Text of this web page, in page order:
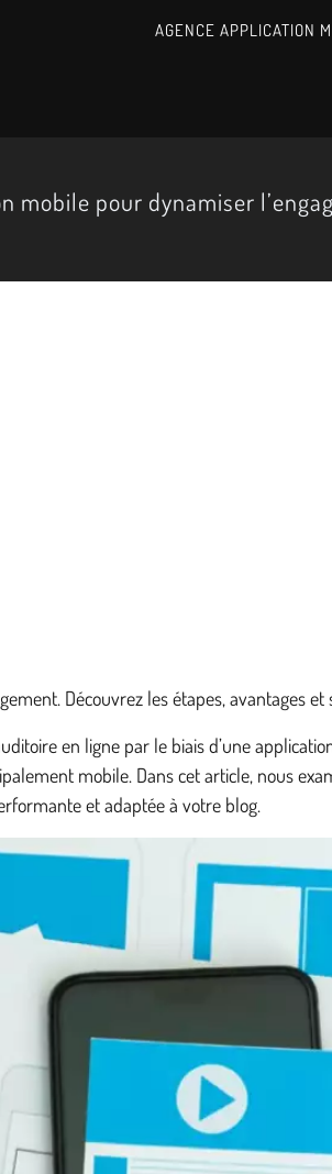
AGENCE APPLICATION
mobile pour dynamiser
Découvrez les étapes, avantages
en ligne par le biais d’une
mobile. Dans cet article, nous
et adaptée à votre blog.